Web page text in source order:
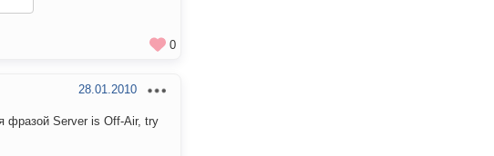
0
28.01.2010
фразой Server is Off-Air, try